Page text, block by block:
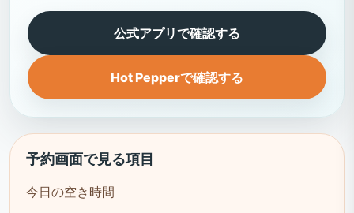
公式アプリで確認する
Hot Pepperで確認する
予約画面で見る項目
今日の空き時間